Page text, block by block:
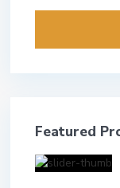
Featured